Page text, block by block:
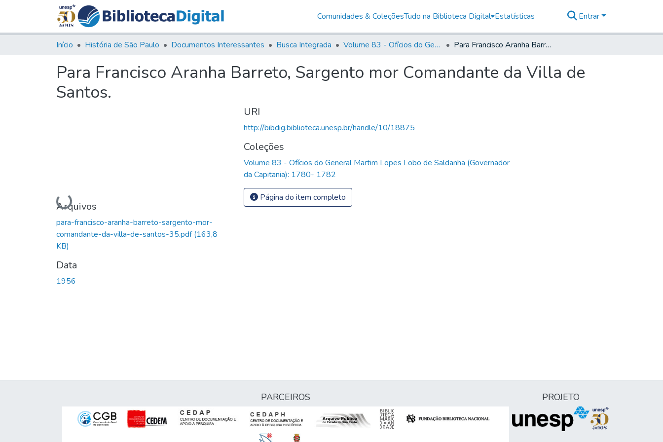
Comunidades & ColeçõesTudo na Biblioteca Digital Estatísticas Entrar
Início História de São Paulo Documentos Interessantes Busca Integrada Volume 83 - Ofícios do General Martim Lopes Lobo de Saldanha (Governador da Capitania): 1780- 1782 Para Francisco Aranha Barreto, Sargento mor Comandante da Villa de Santos.
Para Francisco Aranha Barreto, Sargento mor Comandante da Villa de
Santos.
Carregando...
Arquivos
para-francisco-aranha-barreto-sargento-mor-
comandante-da-villa-de-santos-35.pdf(163,8
KB)
Data
1956
URI
http://bibdig.biblioteca.unesp.br/handle/10/18875
Coleções
Volume 83 - Ofícios do General Martim Lopes Lobo de Saldanha (Governador
da Capitania): 1780- 1782
Página do item completo
PARCEIROS PROJETO